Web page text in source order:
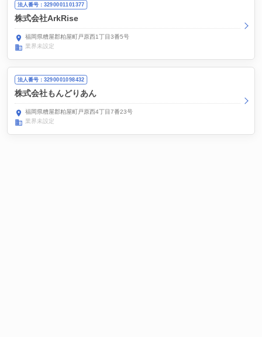
法人番号：3290001101377
株式会社ArkRise
福岡県糟屋郡粕屋町戸原西1丁目3番5号
業界未設定
法人番号：3290001098432
株式会社もんどりあん
福岡県糟屋郡粕屋町戸原西4丁目7番23号
業界未設定